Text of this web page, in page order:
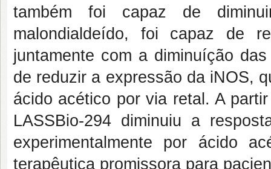
também foi capaz de
malondialdeído, foi capaz de
juntamente com a diminuíção
de reduzir a expressão da iNOS,
ácido acético por via retal. A
LASSBio-294 diminuiu a
experimentalmente por ácido
terapêutica promissora para